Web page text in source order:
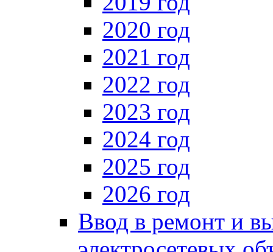
2020 год
2021 год
2022 год
2023 год
2024 год
2025 год
2026 год
Ввод в ремонт и